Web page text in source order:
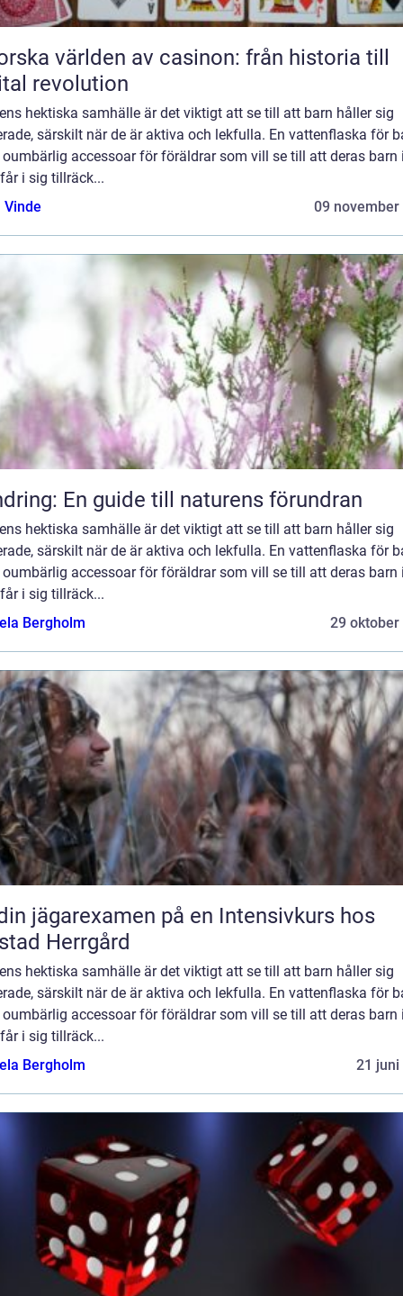
världen av casinon: från historia till
revolution
hektiska samhälle är det viktigt att se till att barn håller sig
särskilt när de är aktiva och lekfulla. En vattenflaska för
oumbärlig accessoar för föräldrar som vill se till att deras barn
i sig tillräck...
Vinde
09 november
En guide till naturens förundran
hektiska samhälle är det viktigt att se till att barn håller sig
särskilt när de är aktiva och lekfulla. En vattenflaska för
oumbärlig accessoar för föräldrar som vill se till att deras barn
i sig tillräck...
Bergholm
29 oktober
jägarexamen på en Intensivkurs hos
Herrgård
hektiska samhälle är det viktigt att se till att barn håller sig
särskilt när de är aktiva och lekfulla. En vattenflaska för
oumbärlig accessoar för föräldrar som vill se till att deras barn
i sig tillräck...
Bergholm
21 juni